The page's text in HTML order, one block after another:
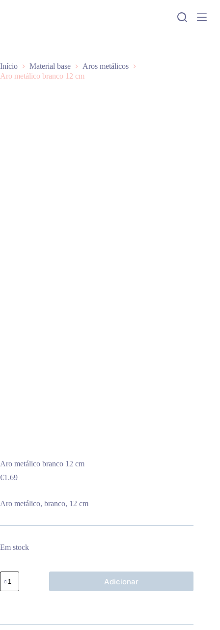
a
r
a
Início Material base
Aros metálicos
Aro metálico branco 12 cm
Aro metálico branco 12 cm
€1.69
Aro metálico, branco, 12 cm
Em stock
Quantidade
de
Aro
cm
Adicionar